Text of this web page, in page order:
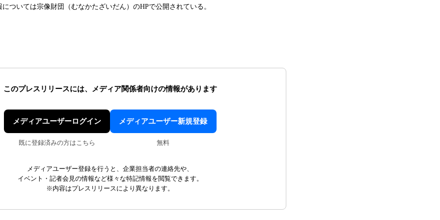
ついては宗像財団（むなかたざいだん）のHPで公開されている。
このプレスリリースには、 メディア関係者向けの情報があります
メディアユーザーログイン
既に登録済みの方はこちら
メディアユーザー新規登録
無料
メディアユーザー登録を行うと、企業担当者の連絡先や、
イベント・記者会見の情報など様々な特記情報を閲覧できます。
※内容はプレスリリースにより異なります。